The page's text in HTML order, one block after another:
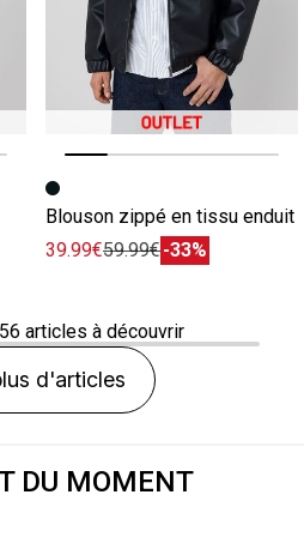
Image précédente
Image suivante
Blouson zippé en tissu enduit
39.99€59.99€-33%
56 articles à découvrir
d'articles
DU MOMENT